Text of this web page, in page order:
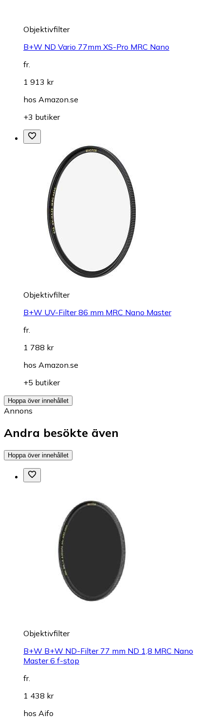
Objektivfilter
B+W ND Vario 77mm XS-Pro MRC Nano
fr.
1 913 kr
hos Amazon.se
+3 butiker
Objektivfilter
B+W UV-Filter 86 mm MRC Nano Master
fr.
1 788 kr
hos Amazon.se
+5 butiker
Hoppa över innehållet
Annons
Andra besökte även
Hoppa över innehållet
Objektivfilter
B+W B+W ND-Filter 77 mm ND 1,8 MRC Nano
Master 6 f-stop
fr.
1 438 kr
hos Aifo